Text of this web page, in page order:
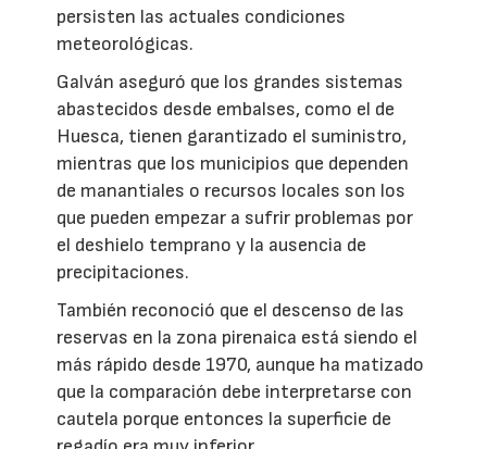
persisten las actuales condiciones
meteorológicas.
Galván aseguró que los grandes sistemas
abastecidos desde embalses, como el de
Huesca, tienen garantizado el suministro,
mientras que los municipios que dependen
de manantiales o recursos locales son los
que pueden empezar a sufrir problemas por
el deshielo temprano y la ausencia de
precipitaciones.
También reconoció que el descenso de las
reservas en la zona pirenaica está siendo el
más rápido desde 1970, aunque ha matizado
que la comparación debe interpretarse con
cautela porque entonces la superficie de